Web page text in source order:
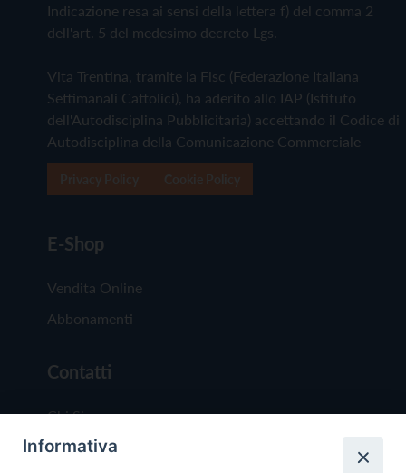
Indicazione resa ai sensi della lettera f) del comma 2
dell'art. 5 del medesimo decreto Lgs.
Vita Trentina, tramite la Fisc (Federazione Italiana
Settimanali Cattolici), ha aderito allo IAP (Istituto
dell'Autodisciplina Pubblicitaria) accettando il Codice di
Autodisciplina della Comunicazione Commerciale
E-Shop
Vendita Online
Abbonamenti
Contatti
Chi Siamo
Redazione
Informativa